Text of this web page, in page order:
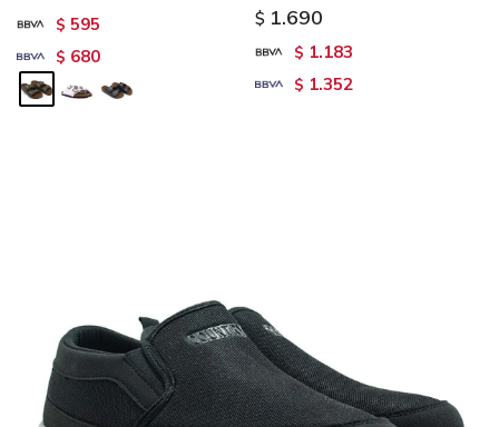
$ 595
$ 680
$ 1.690
$ 1.183
$ 1.352